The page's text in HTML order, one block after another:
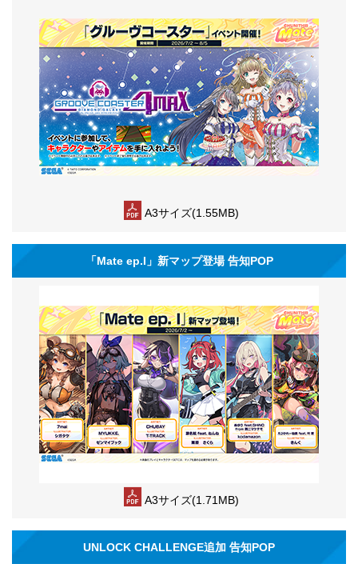
A3サイズ(1.55MB)
「Mate ep.I」新マップ登場 告知POP
A3サイズ(1.71MB)
UNLOCK CHALLENGE追加 告知POP